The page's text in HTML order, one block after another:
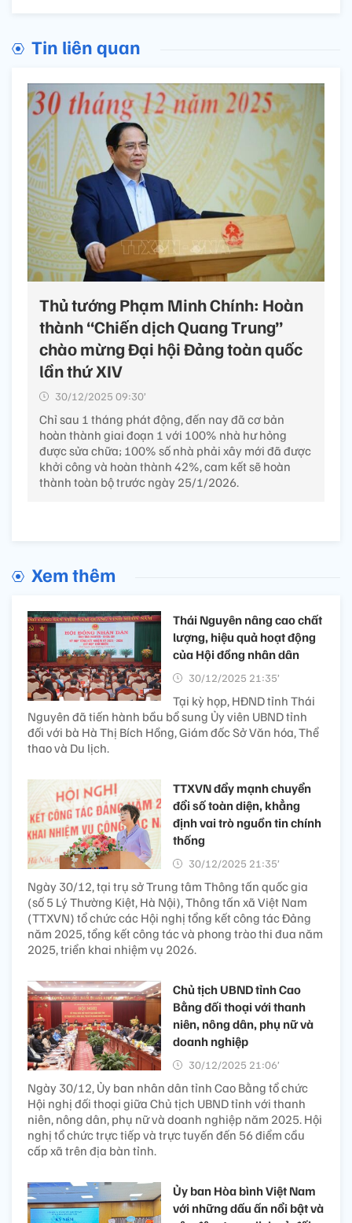
Tin liên quan
Thủ tướng Phạm Minh Chính: Hoàn
thành “Chiến dịch Quang Trung”
chào mừng Đại hội Đảng toàn quốc
lần thứ XIV
30/12/2025 09:30’
Chỉ sau 1 tháng phát động, đến nay đã cơ bản
hoàn thành giai đoạn 1 với 100% nhà hư hỏng
được sửa chữa; 100% số nhà phải xây mới đã được
khởi công và hoàn thành 42%, cam kết sẽ hoàn
thành toàn bộ trước ngày 25/1/2026.
Xem thêm
Thái Nguyên nâng cao chất
lượng, hiệu quả hoạt động
của Hội đồng nhân dân
30/12/2025 21:35’
Tại kỳ họp, HĐND tỉnh Thái
Nguyên đã tiến hành bầu bổ sung Ủy viên UBND tỉnh
đối với bà Hà Thị Bích Hồng, Giám đốc Sở Văn hóa, Thể
thao và Du lịch.
TTXVN đẩy mạnh chuyển
đổi số toàn diện, khẳng
định vai trò nguồn tin chính
thống
30/12/2025 21:35’
Ngày 30/12, tại trụ sở Trung tâm Thông tấn quốc gia
(số 5 Lý Thường Kiệt, Hà Nội), Thông tấn xã Việt Nam
(TTXVN) tổ chức các Hội nghị tổng kết công tác Đảng
năm 2025, tổng kết công tác và phong trào thi đua năm
2025, triển khai nhiệm vụ 2026.
Chủ tịch UBND tỉnh Cao
Bằng đối thoại với thanh
niên, nông dân, phụ nữ và
doanh nghiệp
30/12/2025 21:06’
Ngày 30/12, Ủy ban nhân dân tỉnh Cao Bằng tổ chức
Hội nghị đối thoại giữa Chủ tịch UBND tỉnh với thanh
niên, nông dân, phụ nữ và doanh nghiệp năm 2025. Hội
nghị tổ chức trực tiếp và trực tuyến đến 56 điểm cầu
cấp xã trên địa bàn tỉnh.
Ủy ban Hòa bình Việt Nam
với những dấu ấn nổi bật và